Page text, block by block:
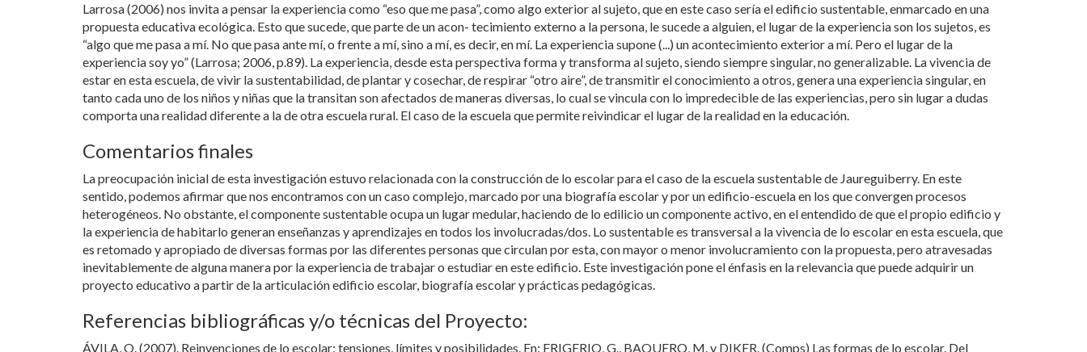
Larrosa (2006) nos invita a pensar la experiencia como “eso que me pasa”, como algo exterior al sujeto, que en este caso sería el edificio sustentable, enmarcado en una
propuesta educativa ecológica. Esto que sucede, que parte de un acon- tecimiento externo a la persona, le sucede a alguien, el lugar de la experiencia son los sujetos, es
“algo que me pasa a mí. No que pasa ante mí, o frente a mí, sino a mí, es decir, en mí. La experiencia supone (...) un acontecimiento exterior a mí. Pero el lugar de la
experiencia soy yo” (Larrosa; 2006, p.89). La experiencia, desde esta perspectiva forma y transforma al sujeto, siendo siempre singular, no generalizable. La vivencia de
estar en esta escuela, de vivir la sustentabilidad, de plantar y cosechar, de respirar “otro aire”, de transmitir el conocimiento a otros, genera una experiencia singular, en
tanto cada uno de los niños y niñas que la transitan son afectados de maneras diversas, lo cual se vincula con lo impredecible de las experiencias, pero sin lugar a dudas
comporta una realidad diferente a la de otra escuela rural. El caso de la escuela que permite reivindicar el lugar de la realidad en la educación.
Comentarios finales
La preocupación inicial de esta investigación estuvo relacionada con la construcción de lo escolar para el caso de la escuela sustentable de Jaureguiberry. En este
sentido, podemos afirmar que nos encontramos con un caso complejo, marcado por una biografía escolar y por un edificio-escuela en los que convergen procesos
heterogéneos. No obstante, el componente sustentable ocupa un lugar medular, haciendo de lo edilicio un componente activo, en el entendido de que el propio edificio y
la experiencia de habitarlo generan enseñanzas y aprendizajes en todos los involucradas/dos. Lo sustentable es transversal a la vivencia de lo escolar en esta escuela, que
es retomado y apropiado de diversas formas por las diferentes personas que circulan por esta, con mayor o menor involucramiento con la propuesta, pero atravesadas
inevitablemente de alguna manera por la experiencia de trabajar o estudiar en este edificio. Este investigación pone el énfasis en la relevancia que puede adquirir un
proyecto educativo a partir de la articulación edificio escolar, biografía escolar y prácticas pedagógicas.
Referencias bibliográficas y/o técnicas del Proyecto:
ÁVILA, O. (2007). Reinvenciones de lo escolar: tensiones, límites y posibilidades. En: FRIGERIO, G., BAQUERO, M. y DIKER. (Comps) Las formas de lo escolar. Del